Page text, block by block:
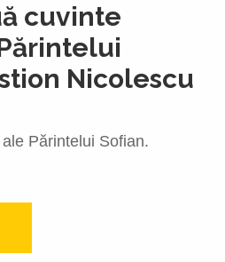
cuvinte
Nicolescu
Părintelui Sofian.